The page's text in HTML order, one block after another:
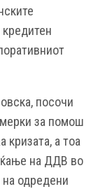
посочи
за помош
кризата, а тоа
на ДДВ во
одредени